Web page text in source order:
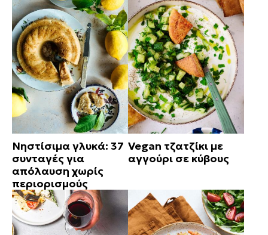
Νηστίσιμα γλυκά: 37
συνταγές για
απόλαυση χωρίς
περιορισμούς
Vegan τζατζίκι με
αγγούρι σε κύβους